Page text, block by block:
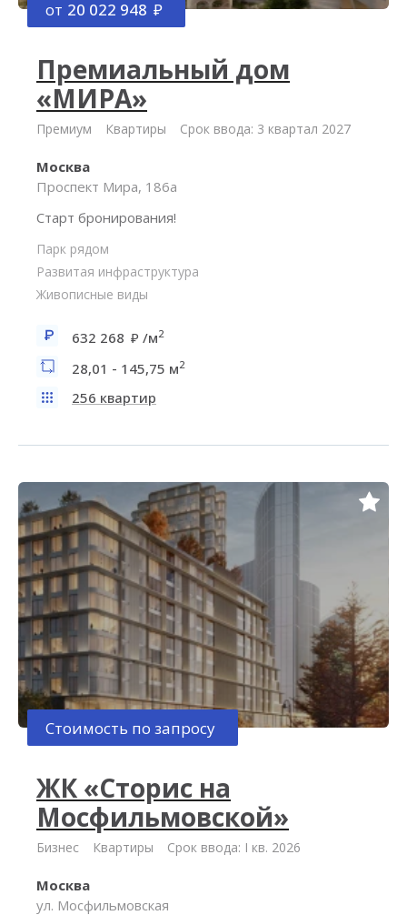
от 20 022 948
Премиальный дом
«МИРА»
Премиум Квартиры Срок ввода: 3 квартал 2027
Москва
Проспект Мира, 186а
Старт бронирования!
Парк рядом
Развитая инфраструктура
Живописные виды
632 268 /м2
28,01 - 145,75 м2
256 квартир
Стоимость по запросу
ЖК «Сторис на
Мосфильмовской»
Бизнес Квартиры Срок ввода: I кв. 2026
Москва
ул. Мосфильмовская